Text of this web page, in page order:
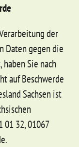
der
Daten gegen die
Sie nach
auf Beschwerde
Sachsen ist
01 32, 01067